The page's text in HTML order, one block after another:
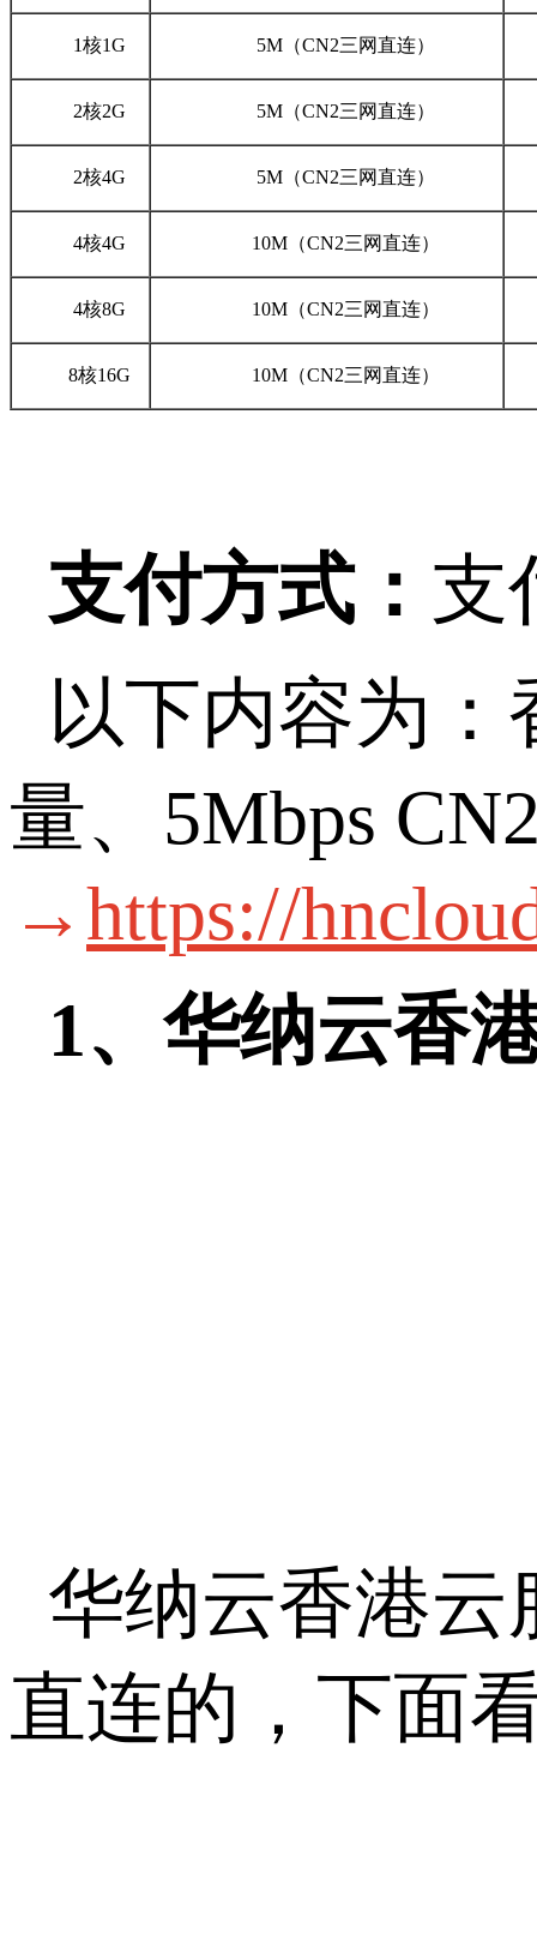
1核1G 5M （CN2三网直连）
2核2G 5M （CN2三网直连）
2核4G 5M （CN2三网直连）
4核4G 10M （CN2三网直连）
4核8G 10M （CN2三网直连）
8核16G 10M （CN2三网直连）
支付方式： 支
以下内容为
量、 5Mbps
→https://
1、华纳云香
华纳云香港云
直连的，下面